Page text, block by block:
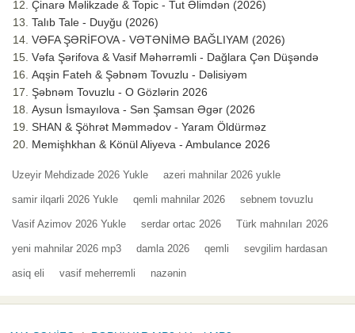
Çinarə Məlikzade & Topic - Tut Əlimdən (2026)
Talıb Tale - Duyğu (2026)
VƏFA ŞƏRİFOVA - VƏTƏNİMƏ BAĞLIYAM (2026)
Vəfa Şərifova & Vasif Məhərrəmli - Dağlara Çən Düşəndə
Aqşin Fateh & Şəbnəm Tovuzlu - Dəlisiyəm
Şəbnəm Tovuzlu - O Gözlərin 2026
Aysun İsmayılova - Sən Şamsan Əgər (2026
SHAN & Şöhrət Məmmədov - Yaram Öldürməz
Memişhkhan & Könül Aliyeva - Ambulance 2026
Uzeyir Mehdizade 2026 Yukle azeri mahnilar 2026 yukle
samir ilqarli 2026 Yukle qemli mahnilar 2026 sebnem tovuzlu
Vasif Azimov 2026 Yukle serdar ortac 2026 Türk mahnıları 2026
yeni mahnilar 2026 mp3 damla 2026 qemli sevgilim hardasan
asiq eli vasif meherremli nazənin